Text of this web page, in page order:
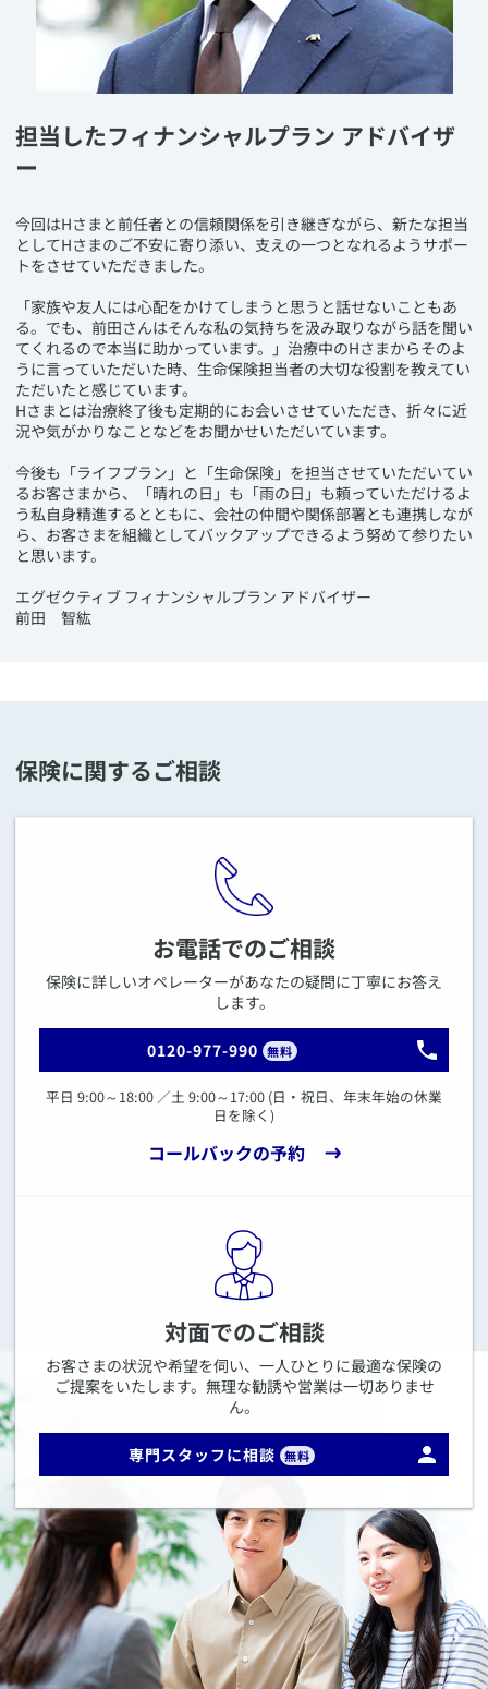
担当したフィナンシャルプラン アドバイザ
ー
​今回はHさまと前任者との信頼関係を引き継ぎながら、新たな担当
としてHさまのご不安に寄り添い、支えの一つとなれるようサポー
トをさせていただきました。
「家族や友人には心配をかけてしまうと思うと話せないこともあ
る。でも、前田さんはそんな私の気持ちを汲み取りながら話を聞い
てくれるので本当に助かっています。」治療中のHさまからそのよ
うに言っていただいた時、生命保険担当者の大切な役割を教えてい
ただいたと感じています。
Hさまとは治療終了後も定期的にお会いさせていただき、折々に近
況や気がかりなことなどをお聞かせいただいています。
今後も「ライフプラン」と「生命保険」を担当させていただいてい
るお客さまから、「晴れの日」も「雨の日」も頼っていただけるよ
う私自身精進するとともに、会社の仲間や関係部署とも連携しなが
ら、お客さまを組織としてバックアップできるよう努めて参りたい
と思います。
エグゼクティブ フィナンシャルプラン アドバイザー
前田 智紘
保険に関するご相談
お電話でのご相談
保険に詳しいオペレーターがあなたの疑問に丁寧にお答え
します。
0120-977-990 無料
平日 9:00～18:00 ／土 9:00～17:00 (日・祝日、年末年始の休業
日を除く)
コールバックの予約
対面でのご相談
お客さまの状況や希望を伺い、一人ひとりに最適な保険の
ご提案をいたします。無理な勧誘や営業は一切ありませ
ん。
専門スタッフに相談 無料